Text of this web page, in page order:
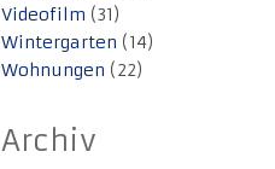
Videofilm (31)
Wintergarten (14)
Wohnungen (22)
Archiv